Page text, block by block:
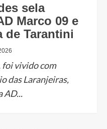
sela
Marco 09 e
de Tarantini
foi vivido com
das Laranjeiras,
AD...